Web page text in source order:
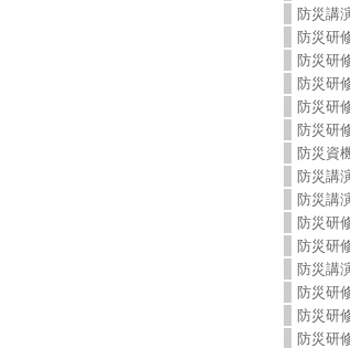
防災講
防災研
防災研
防災研
防災研
防災研
防災資
防災講
防災講
防災研
防災研
防災講
防災研
防災研
防災研